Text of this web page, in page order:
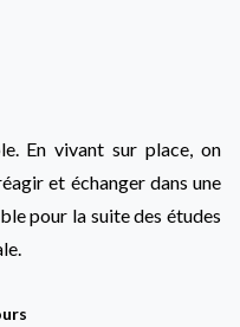
En vivant sur place, on
et échanger dans une
pour la suite des études